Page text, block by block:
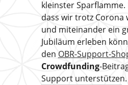
kleinster
dass wir trotz
und miteinander ein
Jubiläum erleben
den OBR-Support-
Crowdfunding-
Support unterstützen.